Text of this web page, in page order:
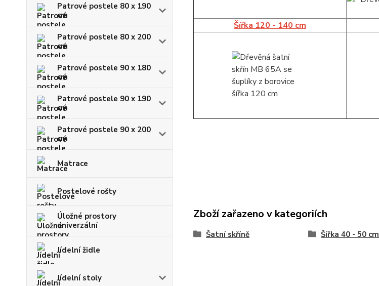
Patrové postele 80 x 190
cm
Patrové postele 80 x 200
cm
Patrové postele 90 x 180
cm
Patrové postele 90 x 190
cm
Patrové postele 90 x 200
cm
Matrace
Postelové rošty
Úložné prostory
univerzální
Jídelní židle
Jídelní stoly
Šířka 120 - 140 cm
Zboží zařazeno v kategoriích
Šatní skříně Šířka 40 - 50 cm